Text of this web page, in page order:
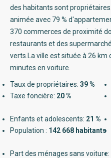
des habitants sont
animée avec 79 %
370 commerces de proximité
restaurants et des
verts.La ville est située à 26 km
minutes en voiture.
Taux de propriétaires: 39 %
Taxe foncière: 20 %
Enfants et adolescents: 21 %
Population : 142 668 habitants
Part des ménages sans voiture: